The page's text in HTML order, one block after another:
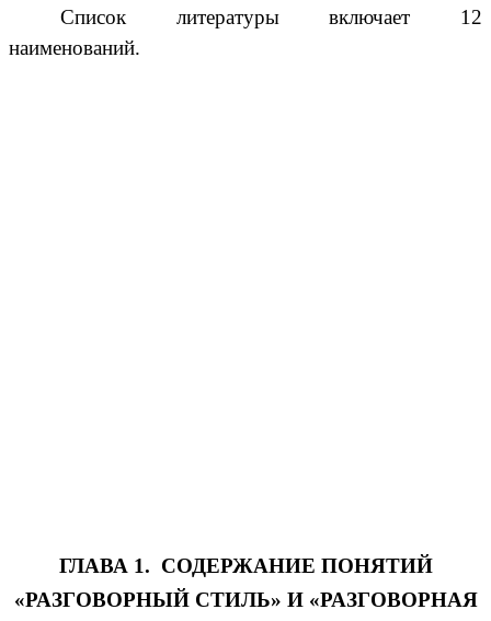
Список литературы включает 12
наименований.
ГЛАВА 1. СОДЕРЖАНИЕ ПОНЯТИЙ
«РАЗГОВОРНЫЙ СТИЛЬ» И «РАЗГОВОРНАЯ